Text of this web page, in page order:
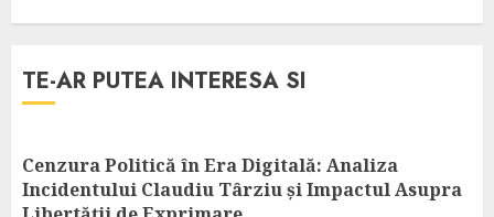
TE-AR PUTEA INTERESA SI
Cenzura Politică în Era Digitală: Analiza
Incidentului Claudiu Târziu și Impactul Asupra